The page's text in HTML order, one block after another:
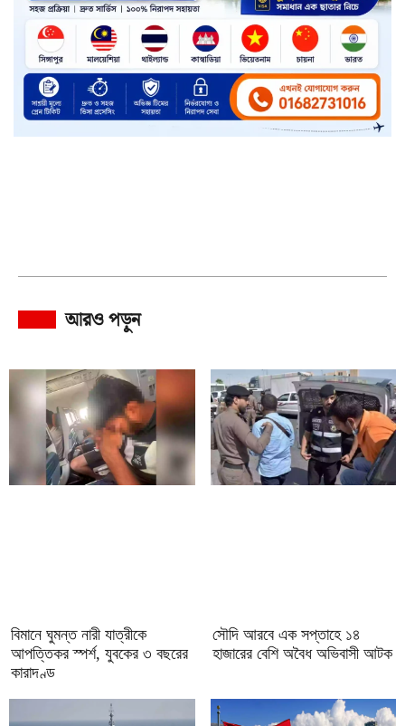
আরও পড়ুন
বিমানে ঘুমন্ত নারী যাত্রীকে
আপত্তিকর স্পর্শ, যুবকের ৩ বছরের
কারাদণ্ড
সৌদি আরবে এক সপ্তাহে ১৪
হাজারের বেশি অবৈধ অভিবাসী আটক